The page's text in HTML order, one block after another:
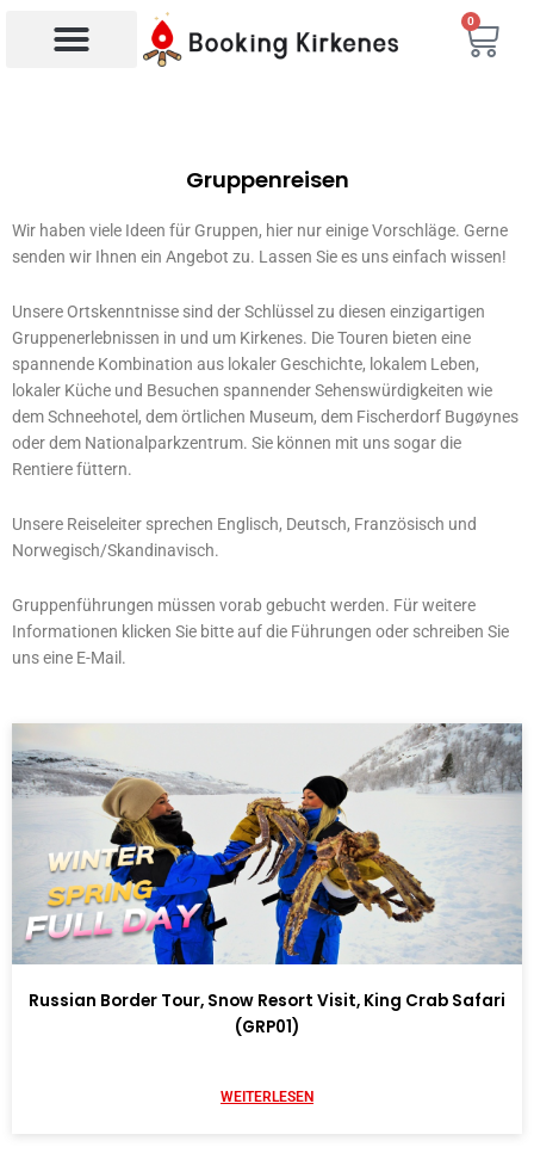
0
Gruppenreisen
Wir haben viele Ideen für Gruppen, hier nur einige Vorschläge. Gerne
senden wir Ihnen ein Angebot zu. Lassen Sie es uns einfach wissen!
Unsere Ortskenntnisse sind der Schlüssel zu diesen einzigartigen
Gruppenerlebnissen in und um Kirkenes. Die Touren bieten eine
spannende Kombination aus lokaler Geschichte, lokalem Leben,
lokaler Küche und Besuchen spannender Sehenswürdigkeiten wie
dem Schneehotel, dem örtlichen Museum, dem Fischerdorf Bugøynes
oder dem Nationalparkzentrum. Sie können mit uns sogar die
Rentiere füttern.
Unsere Reiseleiter sprechen Englisch, Deutsch, Französisch und
Norwegisch/Skandinavisch.
Gruppenführungen müssen vorab gebucht werden. Für weitere
Informationen klicken Sie bitte auf die Führungen oder schreiben Sie
uns eine E-Mail.
Russian Border Tour, Snow Resort Visit, King Crab Safari
(GRP01)
WEITERLESEN